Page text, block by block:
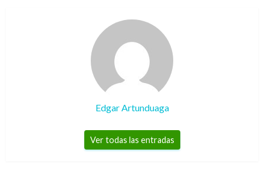
Edgar Artunduaga
Ver todas las entradas